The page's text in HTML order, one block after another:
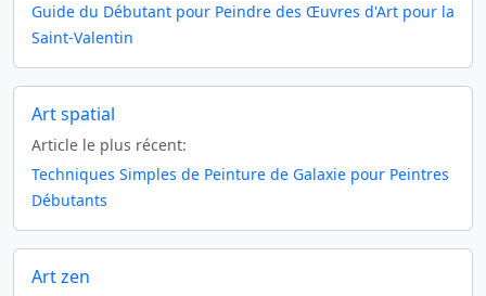
Guide du Débutant pour Peindre des Œuvres d'Art pour la
Saint-Valentin
Art spatial
Article le plus récent:
Techniques Simples de Peinture de Galaxie pour Peintres
Débutants
Art zen